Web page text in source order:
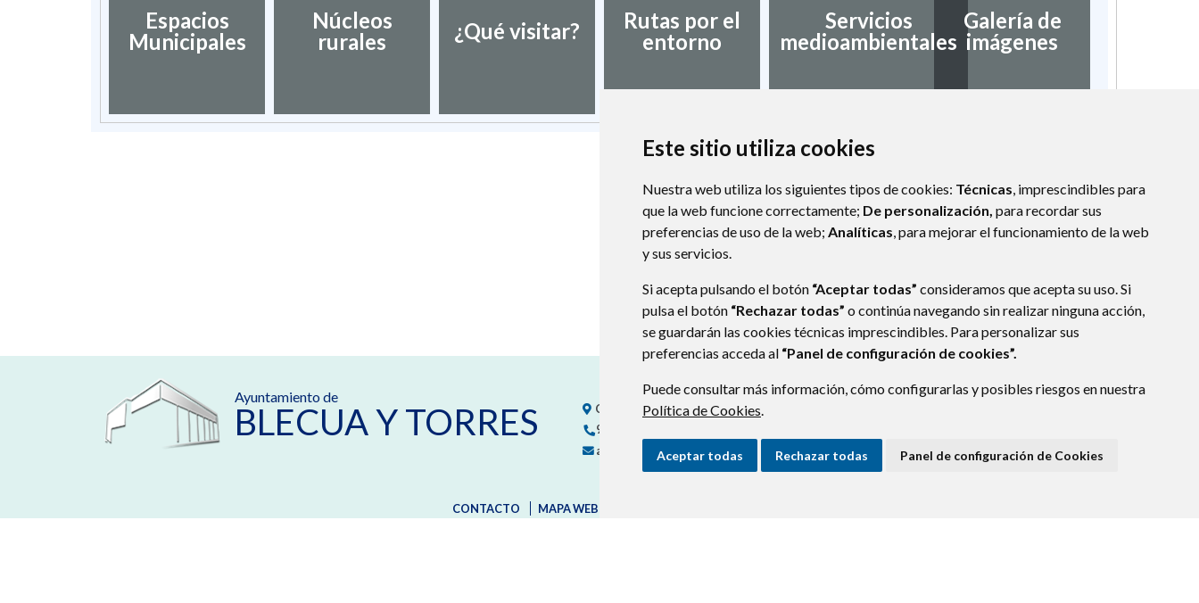
Este sitio utiliza cookies
Nuestra web utiliza los siguientes tipos de cookies: Técnicas, imprescindibles para
que la web funcione correctamente; De personalización, para recordar sus
preferencias de uso de la web; Analíticas, para mejorar el funcionamiento de la web
y sus servicios.
Si acepta pulsando el botón “Aceptar todas” consideramos que acepta su uso. Si
pulsa el botón “Rechazar todas” o continúa navegando sin realizar ninguna acción,
se guardarán las cookies técnicas imprescindibles. Para personalizar sus
preferencias acceda al “Panel de configuración de cookies”.
Puede consultar más información, cómo configurarlas y posibles riesgos en nuestra
Política de Cookies.
Aceptar todas Rechazar todas Panel de configuración de Cookies
Espacios
Municipales
Núcleos
rurales
¿Qué visitar?
Rutas por el
entorno
Servicios
medioambientales
Galería de
imágenes
Ayuntamiento de
BLECUA Y TORRES C/ Santa Ana, sn22133BLECUA (HUESCA)
974260150
aytoblecuatorres@aragon.es
CONTACTO MAPA WEB